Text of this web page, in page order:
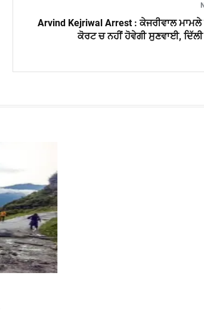
Arvind Kejriwal Arrest : ਕੇਜਰੀਵਾਲ
ਕੋਰਟ ਚ ਨਹੀਂ ਹੋਵੇਗੀ ਸੁਣਵਾਈ,